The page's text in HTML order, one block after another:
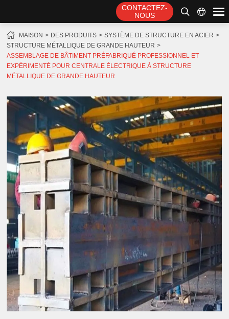
CONTACTEZ-
NOUS
MAISON DES PRODUITS
SYSTÈME DE STRUCTURE EN ACIER
STRUCTURE MÉTALLIQUE DE GRANDE HAUTEUR
ASSEMBLAGE DE BÂTIMENT PRÉFABRIQUÉ PROFESSIONNEL ET
EXPÉRIMENTÉ POUR CENTRALE ÉLECTRIQUE À STRUCTURE
MÉTALLIQUE DE GRANDE HAUTEUR